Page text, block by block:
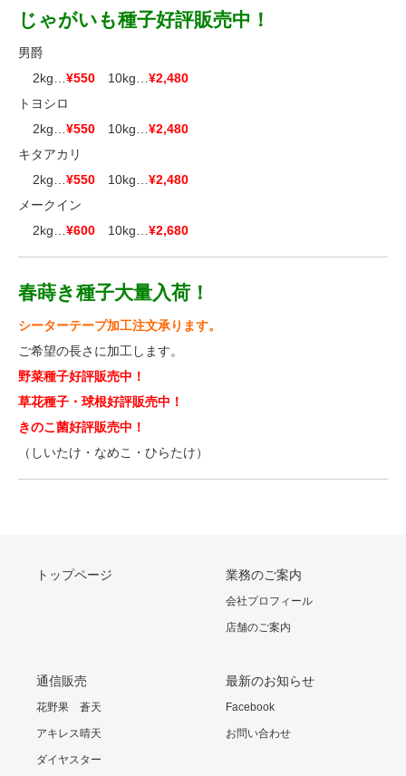
じゃがいも種子好評販売中！
男爵
2kg… ¥550 10kg… ¥2,480
トヨシロ
2kg… ¥550 10kg… ¥2,480
キタアカリ
2kg… ¥550 10kg… ¥2,480
メークイン
2kg… ¥600 10kg… ¥2,680
春蒔き種子大量入荷！
シーターテープ加工注文承ります。
ご希望の長さに加工します。
野菜種子好評販売中！
草花種子・球根好評販売中！
きのこ菌好評販売中！
（しいたけ・なめこ・ひらたけ）
トップページ 業務のご案内
会社プロフィール
店舗のご案内
通信販売
花野果 蒼天
アキレス晴天
ダイヤスター
最新のお知らせ
Facebook
お問い合わせ